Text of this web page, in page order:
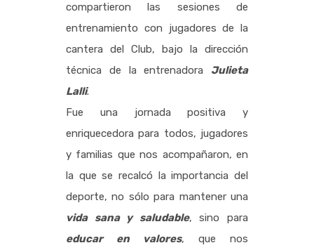
compartieron las sesiones de
entrenamiento con jugadores de la
cantera del Club, bajo la dirección
técnica de la entrenadora Julieta
Lalli.
Fue una jornada positiva y
enriquecedora para todos, jugadores
y familias que nos acompañaron, en
la que se recalcó la importancia del
deporte, no sólo para mantener una
vida sana y saludable, sino para
educar en valores, que nos